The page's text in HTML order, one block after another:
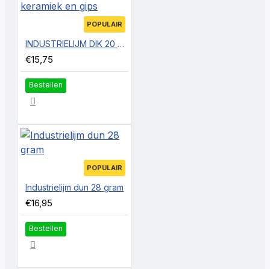
POPULAIR
INDUSTRIELIJM DIK 20 GRAM, een dikke lijm erg sterk door de dikte erg geschikt voor porselein, aardewerk, keramiek en gips
€15,75
Bestellen
POPULAIR
Industrielijm dun 28 gram
€16,95
Bestellen